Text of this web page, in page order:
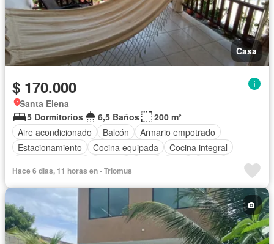
Casa
$ 170.000
Santa Elena
5 Dormitorios
6,5 Baños
200 m²
Aire acondicionado
Balcón
Armario empotrado
Estacionamiento
Cocina equipada
Cocina integral
Completamente amoblado
Hace 6 días, 11 horas en - Triomus